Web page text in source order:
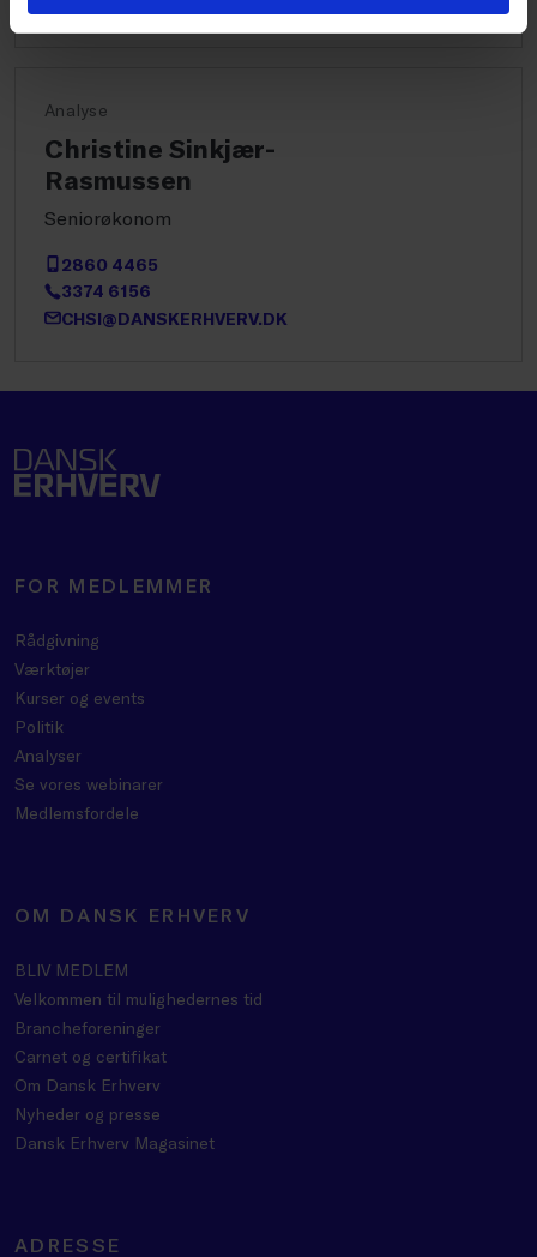
Analyse
Christine Sinkjær-
Rasmussen
Seniorøkonom
2860 4465
3374 6156
CHSI@DANSKERHVERV.DK
FOR MEDLEMMER
Rådgivning
Værktøjer
Kurser og events
Politik
Analyser
Se vores webinarer
Medlemsfordele
OM DANSK ERHVERV
BLIV MEDLEM
Velkommen til mulighedernes tid
Brancheforeninger
Carnet og certifikat
Om Dansk Erhverv
Nyheder og presse
Dansk Erhverv Magasinet
ADRESSE